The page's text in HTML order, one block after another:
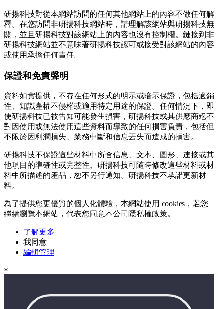
研揚科技對從本網站訪問的任何其他網站上的內容不做任何解
釋。在您訪問非研揚科技網站時，請理解該網站與研揚科技無
關，並且研揚科技對該網站上的內容也沒有控制權。鏈接到非
研揚科技網站並不意味著研揚科技認可或接受對該網站的內容
或使用承擔任何責任。
保證和免責聲明
資料如實提供，不存在任何形式的明示或暗示保證，包括適銷
性、知識產權不侵權或適用特定用途的保證。任何情況下，即
使研揚科技已被告知可能發生損害，研揚科技或其供應商絕不
對因使用或無法使用這些資料而導致的任何損害負責，包括但
不限於因利潤損失、業務中斷和信息丟失而造成的損害。
研揚科技不保證這些材料中所含信息、文本、圖形、連接或其
他項目的準確性或完整性。研揚科技可隨時修改這些材料或材
料中所描述的產品，恕不另行通知。研揚科技不承諾更新材
料。
為了提供您更優質的個人化體驗，本網站使用 cookies，若您
繼續瀏覽本網站，代表您同意本公司隱私權政策。
了解更多
我同意
編輯管理
×